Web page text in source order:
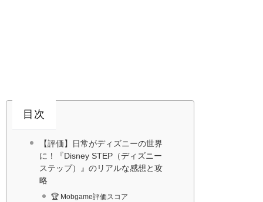
目次
【評価】日常がディズニーの世界
に！『Disney STEP（ディズニー
ステップ）』のリアルな感想と攻
略
🏆 Mobgame評価スコア